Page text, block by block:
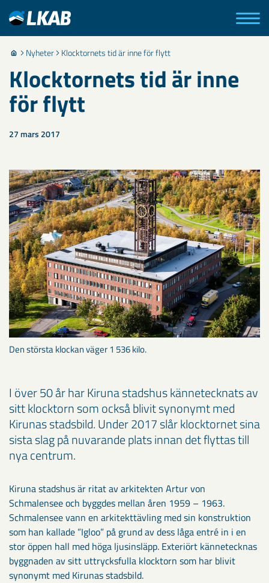
Nyheter Klocktornets tid är inne för flytt
Klocktornets tid är inne
för flytt
27 mars 2017
Den största klockan väger 1 536 kilo.
I över 50 år har Kiruna stadshus kännetecknats av
sitt klocktorn som också blivit synonymt med
Kirunas stadsbild. Under 2017 slår klocktornet sina
sista slag på nuvarande plats innan det flyttas till
nya centrum.
Kiruna stadshus är ritat av arkitekten Artur von
Schmalensee och byggdes mellan åren 1959 – 1963.
Schmalensee vann en arkitekttävling med sin konstruktion
som han kallade ”Igloo” på grund av dess låga entré in i en
stor öppen hall med höga ljusinsläpp. Exteriört kännetecknas
byggnaden av sitt uttrycksfulla klocktorn som har blivit
synonymt med Kirunas stadsbild.